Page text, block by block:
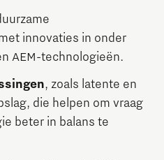
innovaties in onder
AEM-technologieën.
, zoals latente en
die helpen om vraag
beter in balans te